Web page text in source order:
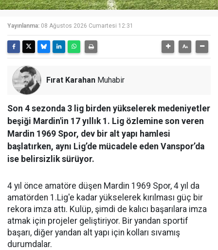
Yayınlanma: 08 Ağustos 2026 Cumartesi 12:31
Fırat Karahan Muhabir
Son 4 sezonda 3 lig birden yükselerek medeniyetler
beşiği Mardin'in 17 yıllık 1. Lig özlemine son veren
Mardin 1969 Spor, dev bir alt yapı hamlesi
başlatırken, aynı Lig’de mücadele eden Vanspor’da
ise belirsizlik sürüyor.
4 yıl önce amatöre düşen Mardin 1969 Spor, 4 yıl da
amatörden 1.Lig'e kadar yükselerek kırılması güç bir
rekora imza attı. Kulüp, şimdi de kalıcı başarılara imza
atmak için projeler geliştiriyor. Bir yandan sportif
başarı, diğer yandan alt yapı için kolları sıvamış
durumdalar.